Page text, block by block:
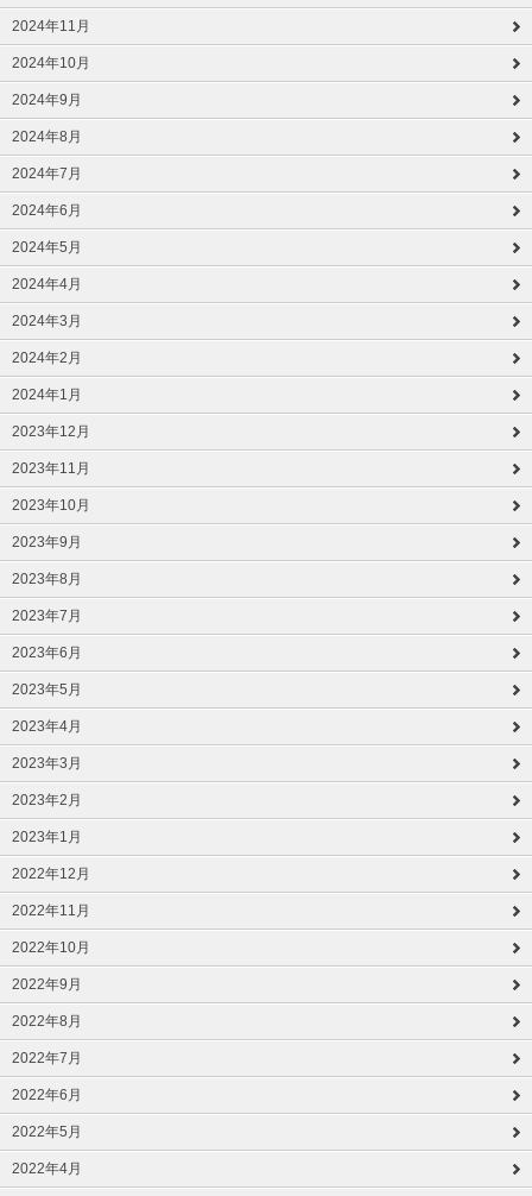
2024年11月
2024年10月
2024年9月
2024年8月
2024年7月
2024年6月
2024年5月
2024年4月
2024年3月
2024年2月
2024年1月
2023年12月
2023年11月
2023年10月
2023年9月
2023年8月
2023年7月
2023年6月
2023年5月
2023年4月
2023年3月
2023年2月
2023年1月
2022年12月
2022年11月
2022年10月
2022年9月
2022年8月
2022年7月
2022年6月
2022年5月
2022年4月